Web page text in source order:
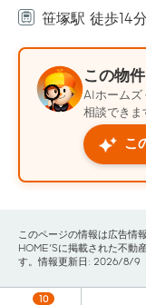
笹塚駅 徒歩14分
この物
AIホームズ
相談できま
こ
このページの情報は広告情
HOME'Sに掲載された不動
す。情報更新日: 2026/8/9
10